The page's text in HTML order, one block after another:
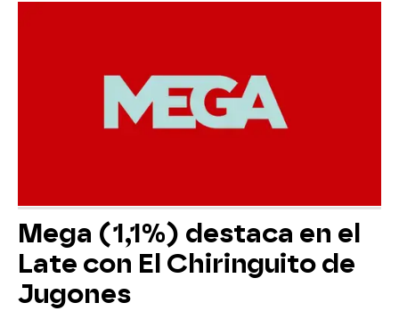
Mega (1,1%) destaca en el
Late con El Chiringuito de
Jugones